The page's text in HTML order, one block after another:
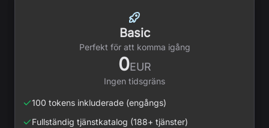
Basic
Perfekt för att komma igång
0EUR
Ingen tidsgräns
100 tokens inkluderade (engångs)
Fullständig tjänstkatalog (188+ tjänster)